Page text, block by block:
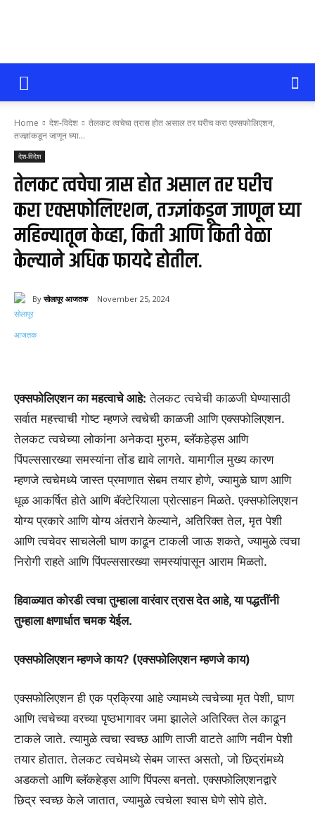
सोलापूर
आजतक
Home देश-विदेश
तेलकट त्वचेचा त्रास होत असाल तर घरीच करा एक्सफोलिएशन,
तज्ज्ञांकडून जाणून घ्या...
देश-विदेश
तेलकट त्वचेचा त्रास होत असाल तर घरीच
करा एक्सफोलिएशन, तज्ज्ञांकडून जाणून घ्या
महिन्यातून केव्हा, किती आणि किती वेळा
केल्याने अधिक फायदे होतील.
By सोलापूर आजतक November 25, 2024
एक्सफोलिएशन का महत्वाचे आहे: तेलकट त्वचेची काळजी घेण्यासाठी
सर्वात महत्त्वाची गोष्ट म्हणजे त्वचेची काळजी आणि एक्सफोलिएशन.
तेलकट त्वचेच्या लोकांना अनेकदा मुरुम, ब्लॅकहेड्स आणि
पिंपल्ससारख्या समस्यांना तोंड द्यावे लागते. यामागील मुख्य कारण
म्हणजे त्वचेमध्ये जास्त प्रमाणात सेबम तयार होणे, ज्यामुळे घाण आणि
धूळ आकर्षित होते आणि बॅक्टेरियाला प्रोत्साहन मिळते. एक्सफोलिएशन
योग्य प्रकारे आणि योग्य अंतराने केल्याने, अतिरिक्त तेल, मृत पेशी
आणि त्वचेवर साचलेली घाण काढून टाकली जाऊ शकते, ज्यामुळे त्वचा
निरोगी राहते आणि पिंपल्ससारख्या समस्यांपासून आराम मिळतो.
हिवाळ्यात कोरडी त्वचा तुम्हाला वारंवार त्रास देत आहे, या पद्धतींनी
तुम्हाला क्षणार्धात चमक येईल.
एक्सफोलिएशन म्हणजे काय? (एक्सफोलिएशन म्हणजे काय)
एक्सफोलिएशन ही एक प्रक्रिया आहे ज्यामध्ये त्वचेच्या मृत पेशी, घाण
आणि त्वचेच्या वरच्या पृष्ठभागावर जमा झालेले अतिरिक्त तेल काढून
टाकले जाते. त्यामुळे त्वचा स्वच्छ आणि ताजी वाटते आणि नवीन पेशी
तयार होतात. तेलकट त्वचेमध्ये सेबम जास्त असतो, जो छिद्रांमध्ये
अडकतो आणि ब्लॅकहेड्स आणि पिंपल्स बनतो. एक्सफोलिएशनद्वारे
छिद्र स्वच्छ केले जातात, ज्यामुळे त्वचेला श्वास घेणे सोपे होते.